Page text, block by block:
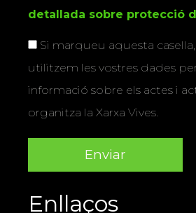
detallada sobre protecció
Si marqueu aquesta
utilitzem les vostres dades
informació sobre els actes i
organitza la Xarxa Vives.
Enllaços